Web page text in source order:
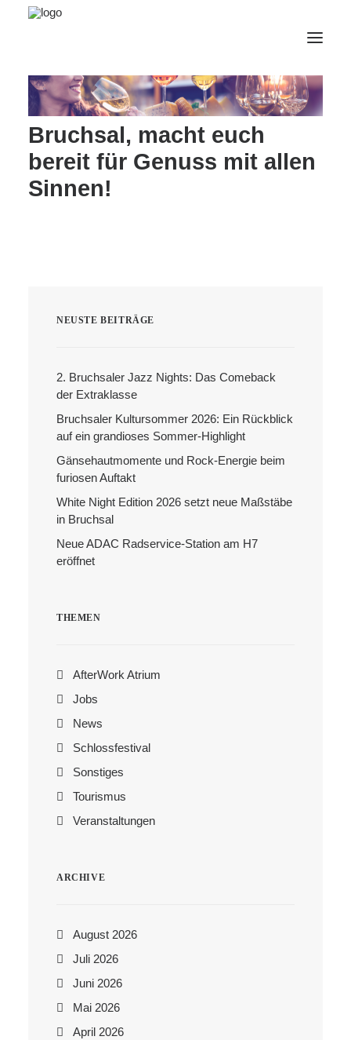
AfterWork 2026
2. Bruchsaler Jazz Nights
Webshop
Veranstaltungen
Search
Bruchsal, macht euch
bereit für Genuss mit allen
Sinnen!
NEUSTE BEITRÄGE
2. Bruchsaler Jazz Nights: Das Comeback
der Extraklasse
Bruchsaler Kultursommer 2026: Ein Rückblick
auf ein grandioses Sommer-Highlight
Gänsehautmomente und Rock-Energie beim
furiosen Auftakt
White Night Edition 2026 setzt neue Maßstäbe
in Bruchsal
Neue ADAC Radservice-Station am H7
eröffnet
THEMEN
AfterWork Atrium
Jobs
News
Schlossfestival
Sonstiges
Tourismus
Veranstaltungen
ARCHIVE
August 2026
Juli 2026
Juni 2026
Mai 2026
April 2026